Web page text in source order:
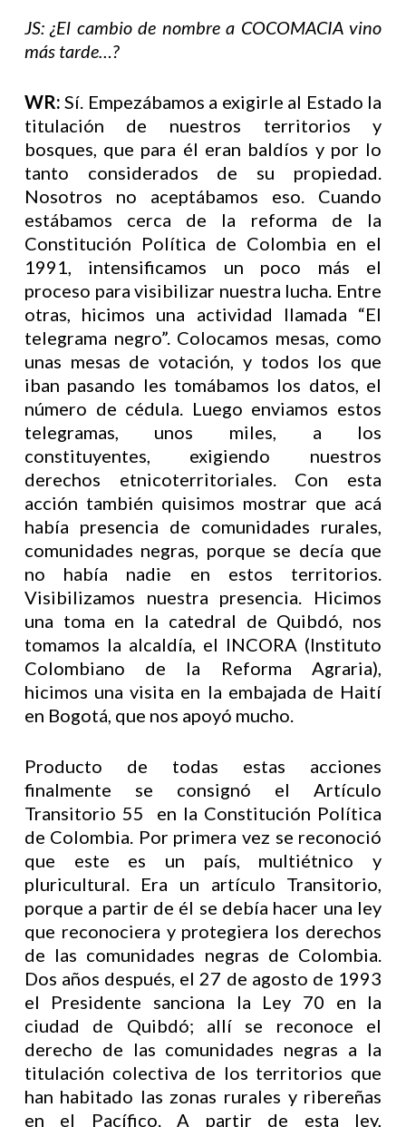
JS: ¿El cambio de nombre a COCOMACIA vino
más tarde…?
WR: Sí. Empezábamos a exigirle al Estado la
titulación de nuestros territorios y
bosques, que para él eran baldíos y por lo
tanto considerados de su propiedad.
Nosotros no aceptábamos eso. Cuando
estábamos cerca de la reforma de la
Constitución Política de Colombia en el
1991, intensificamos un poco más el
proceso para visibilizar nuestra lucha. Entre
otras, hicimos una actividad llamada “El
telegrama negro”. Colocamos mesas, como
unas mesas de votación, y todos los que
iban pasando les tomábamos los datos, el
número de cédula. Luego enviamos estos
telegramas, unos miles, a los
constituyentes, exigiendo nuestros
derechos etnicoterritoriales. Con esta
acción también quisimos mostrar que acá
había presencia de comunidades rurales,
comunidades negras, porque se decía que
no había nadie en estos territorios.
Visibilizamos nuestra presencia. Hicimos
una toma en la catedral de Quibdó, nos
tomamos la alcaldía, el INCORA (Instituto
Colombiano de la Reforma Agraria),
hicimos una visita en la embajada de Haití
en Bogotá, que nos apoyó mucho.
Producto de todas estas acciones
finalmente se consignó el Artículo
Transitorio 55 en la Constitución Política
de Colombia. Por primera vez se reconoció
que este es un país, multiétnico y
pluricultural. Era un artículo Transitorio,
porque a partir de él se debía hacer una ley
que reconociera y protegiera los derechos
de las comunidades negras de Colombia.
Dos años después, el 27 de agosto de 1993
el Presidente sanciona la Ley 70 en la
ciudad de Quibdó; allí se reconoce el
derecho de las comunidades negras a la
titulación colectiva de los territorios que
han habitado las zonas rurales y ribereñas
en el Pacífico. A partir de esta ley,